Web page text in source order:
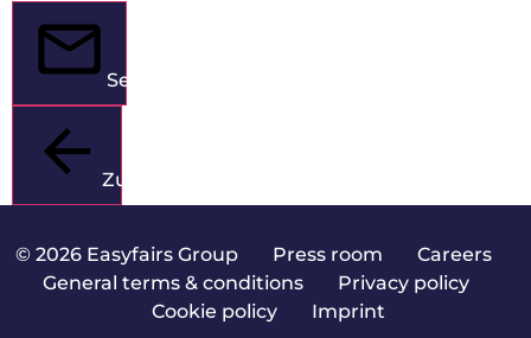
Senden
Zurück
© 2026 Easyfairs Group| Press room Careers|
General terms & conditions| Privacy policy|
Cookie policy| Imprint